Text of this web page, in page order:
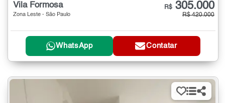
Vila Formosa
Zona Leste - São Paulo
R$ 305.000
R$ 420.000
WhatsApp Contatar